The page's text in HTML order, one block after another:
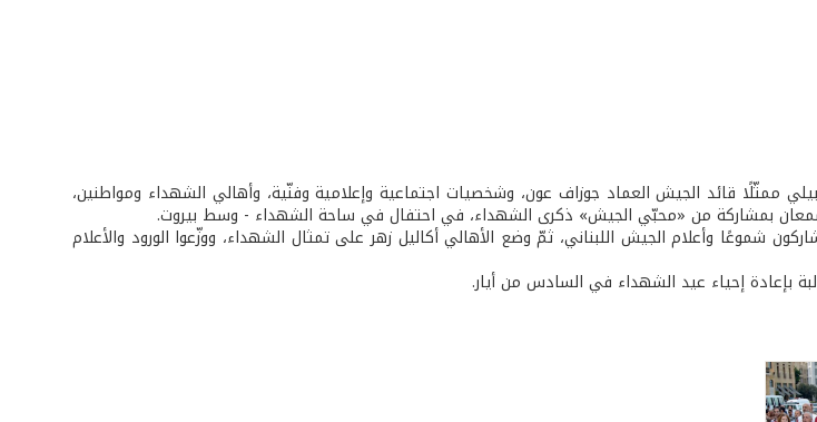
ممثّلًا قائد الجيش العماد جوزاف عون، وشخصيات اجتماعية وإعلامية وفنّية، وأهالي الشهداء ومواطنين،
سمعان بمشاركة من «محبّي الجيش» ذكرى الشهداء، في احتفال في ساحة الشهداء - وسط بيروت.
شموعًا وأعلام الجيش اللبناني، ثمّ وضع الأهالي أكاليل زهر على تمثال الشهداء، ووزّعوا الورود والأعلام
بإعادة إحياء عيد الشهداء في السادس من أيار.